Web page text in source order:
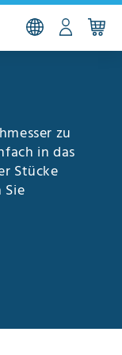
zu
in das
Stücke